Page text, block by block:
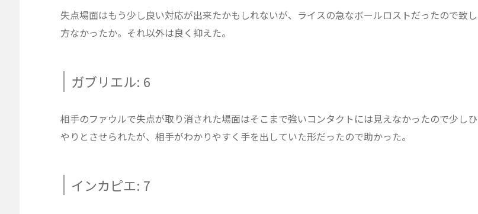
失点場面はもう少し良い対応が出来たかもしれないが、ライスの急なボールロストだったので致し
方なかったか。それ以外は良く抑えた。
ガブリエル: 6
相手のファウルで失点が取り消された場面はそこまで強いコンタクトには見えなかったので少しひ
やりとさせられたが、相手がわかりやすく手を出していた形だったので助かった。
インカピエ: 7